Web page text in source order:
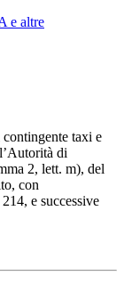
e altre
taxi e
di
2, lett. m), del
con
e successive